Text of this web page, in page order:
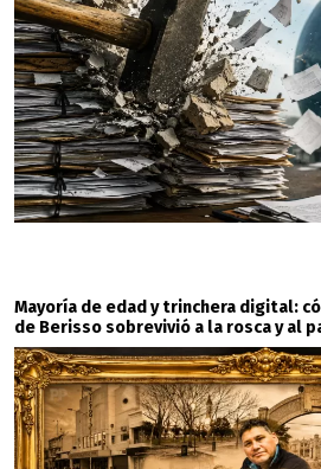
Mayoría de edad y trinchera digital:
de Berisso sobrevivió a la rosca y al